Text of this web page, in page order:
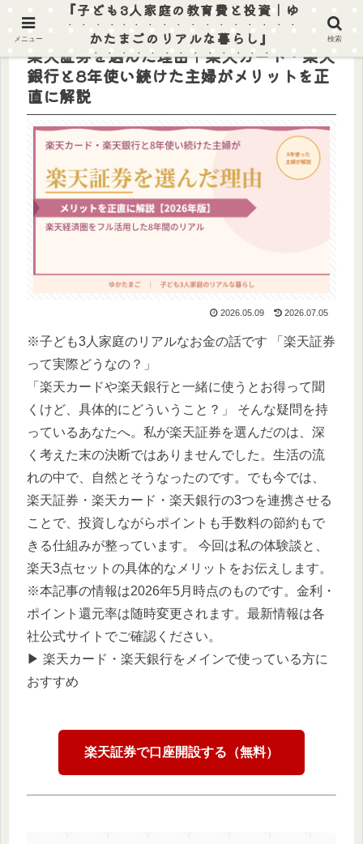
楽天証券を選んだ理由｜楽天カード・楽天
銀行と8年使い続けた主婦がメリットを正
直に解説
2026.05.09 2026.07.05
※子ども3人家庭のリアルなお金の話です 「楽天証券
って実際どうなの？」
「楽天カードや楽天銀行と一緒に使うとお得って聞
くけど、具体的にどういうこと？」 そんな疑問を持
っているあなたへ。私が楽天証券を選んだのは、深
く考えた末の決断ではありませんでした。生活の流
れの中で、自然とそうなったのです。でも今では、
楽天証券・楽天カード・楽天銀行の3つを連携させる
ことで、投資しながらポイントも手数料の節約もで
きる仕組みが整っています。 今回は私の体験談と、
楽天3点セットの具体的なメリットをお伝えします。
※本記事の情報は2026年5月時点のものです。金利・
ポイント還元率は随時変更されます。最新情報は各
社公式サイトでご確認ください。
▶︎ 楽天カード・楽天銀行をメインで使っている方に
おすすめ
楽天証券で口座開設する（無料）
メニュー
『子ども3人家庭の教育費と投資｜ゆ
かたまごのリアルな暮らし』
検索